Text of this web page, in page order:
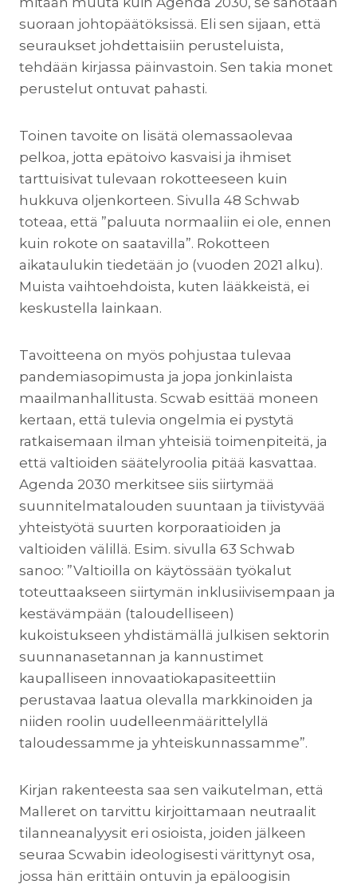
suoraan johtopäätöksissä. Eli sen sijaan, että
seuraukset johdettaisiin perusteluista,
tehdään kirjassa päinvastoin. Sen takia monet
perustelut ontuvat pahasti.
Toinen tavoite on lisätä olemassaolevaa
pelkoa, jotta epätoivo kasvaisi ja ihmiset
tarttuisivat tulevaan rokotteeseen kuin
hukkuva oljenkorteen. Sivulla 48 Schwab
toteaa, että ”paluuta normaaliin ei ole, ennen
kuin rokote on saatavilla”. Rokotteen
aikataulukin tiedetään jo (vuoden 2021 alku).
Muista vaihtoehdoista, kuten lääkkeistä, ei
keskustella lainkaan.
Tavoitteena on myös pohjustaa tulevaa
pandemiasopimusta ja jopa jonkinlaista
maailmanhallitusta. Scwab esittää moneen
kertaan, että tulevia ongelmia ei pystytä
ratkaisemaan ilman yhteisiä toimenpiteitä, ja
että valtioiden säätelyroolia pitää kasvattaa.
Agenda 2030 merkitsee siis siirtymää
suunnitelmatalouden suuntaan ja tiivistyvää
yhteistyötä suurten korporaatioiden ja
valtioiden välillä. Esim. sivulla 63 Schwab
sanoo: ”Valtioilla on käytössään työkalut
toteuttaakseen siirtymän inklusiivisempaan ja
kestävämpään (taloudelliseen)
kukoistukseen yhdistämällä julkisen sektorin
suunnanasetannan ja kannustimet
kaupalliseen innovaatiokapasiteettiin
perustavaa laatua olevalla markkinoiden ja
niiden roolin uudelleenmäärittelyllä
taloudessamme ja yhteiskunnassamme”.
Kirjan rakenteesta saa sen vaikutelman, että
Malleret on tarvittu kirjoittamaan neutraalit
tilanneanalyysit eri osioista, joiden jälkeen
seuraa Scwabin ideologisesti värittynyt osa,
jossa hän erittäin ontuvin ja epäloogisin